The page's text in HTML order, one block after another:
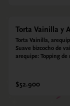
Torta Vainilla y
Torta Vainilla,
Suave bizcocho de
arequipe: Topping de
Endulzada con estevia.
$52.900